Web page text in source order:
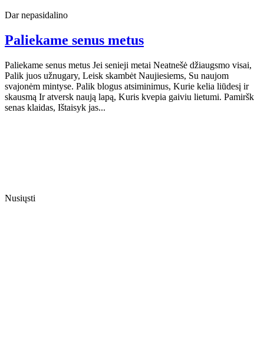
Dar nepasidalino
Paliekame senus metus
Paliekame senus metus Jei senieji metai Neatnešė džiaugsmo visai,
Palik juos užnugary, Leisk skambėt Naujiesiems, Su naujom
svajonėm mintyse. Palik blogus atsiminimus, Kurie kelia liūdesį ir
skausmą Ir atversk naują lapą, Kuris kvepia gaiviu lietumi. Pamiršk
senas klaidas, Ištaisyk jas...
Nusiųsti